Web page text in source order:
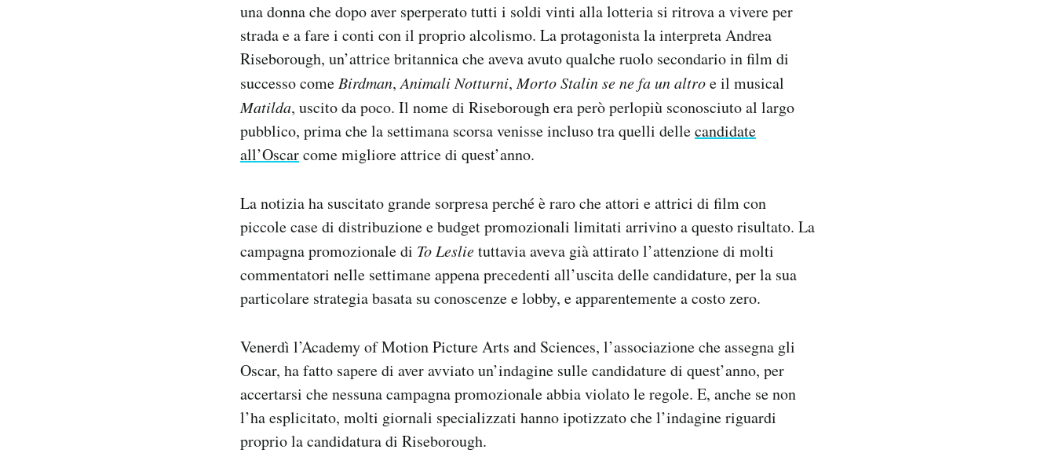
una donna che dopo aver sperperato tutti i soldi vinti alla lotteria si ritrova a vivere per
strada e a fare i conti con il proprio alcolismo. La protagonista la interpreta Andrea
Riseborough, un’attrice britannica che aveva avuto qualche ruolo secondario in film di
successo comeBirdman,Animali Notturni,Morto Stalin se ne fa un altroe il musical
Matilda, uscito da poco. Il nome di Riseborough era però perlopiù sconosciuto al largo
pubblico, prima che la settimana scorsa venisse incluso tra quelli dellecandidate
all’Oscarcome migliore attrice di quest’anno.
La notizia ha suscitato grande sorpresa perché è raro che attori e attrici di film con
piccole case di distribuzione e budget promozionali limitati arrivino a questo risultato. La
campagna promozionale di To Leslietuttavia aveva già attirato l’attenzione di molti
commentatori nelle settimane appena precedenti all’uscita delle candidature, per la sua
particolare strategia basata su conoscenze e lobby, e apparentemente a costo zero.
Venerdì l’Academy of Motion Picture Arts and Sciences, l’associazione che assegna gli
Oscar, ha fatto sapere di aver avviato un’indagine sulle candidature di quest’anno, per
accertarsi che nessuna campagna promozionale abbia violato le regole. E, anche se non
l’ha esplicitato, molti giornali specializzati hanno ipotizzato che l’indagine riguardi
proprio la candidatura di Riseborough.